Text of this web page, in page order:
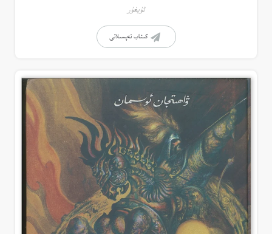
ئۇيغۇر
كىتاب تەپسىلاتى